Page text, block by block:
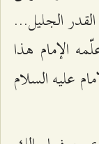
الجليل...
الإمام هذا
عليه السلام